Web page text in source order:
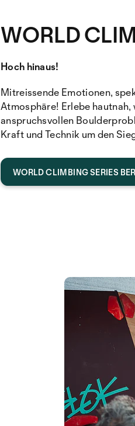
WORLD
Hoch hinaus!
Mitreissende Emotionen,
Atmosphäre! Erlebe
anspruchsvollen
Kraft und Technik um den
WORLD CLIMBING SERIES